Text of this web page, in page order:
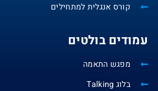
קורס אנגלית למתחילים
עמודים בולטים
מפגש התאמה
בלוג Talking